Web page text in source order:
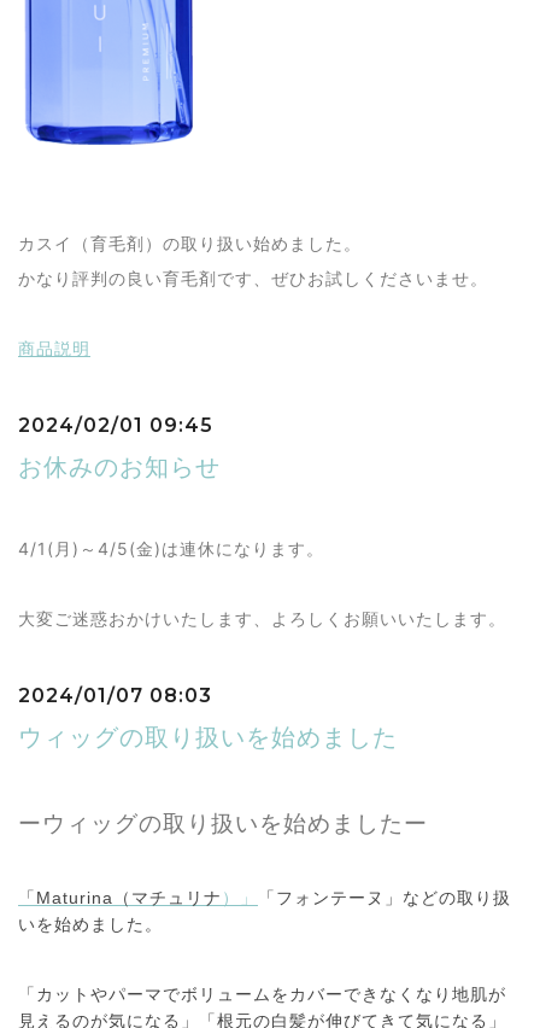
カスイ（育毛剤）の取り扱い始めました。
かなり評判の良い育毛剤です、ぜひお試しくださいませ。
商品説明
2024/02/01 09:45
お休みのお知らせ
4/1(月)～4/5(金)は連休になります。
大変ご迷惑おかけいたします、よろしくお願いいたします。
2024/01/07 08:03
ウィッグの取り扱いを始めました
ーウィッグの取り扱いを始めましたー
「Maturina（マチュリナ ）」
「フォンテーヌ」などの取り扱
いを始めました。
「カットやパーマでボリュームをカバーできなくなり地肌が
見えるのが気になる」「根元の白髪が伸びてきて気になる」